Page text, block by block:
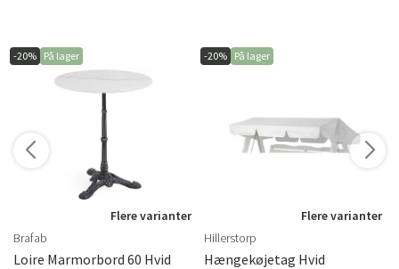
-20% På lager
Flere varianter
Brafab
Loire Marmorbord 60 Hvid
-20% På lager
Flere varianter
Hillerstorp
Hængekøjetag Hvid